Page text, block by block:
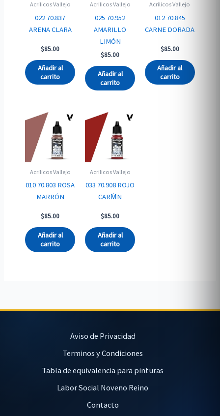
Acrilicos Vallejo
022 70.837
ARENA CLARA
$85.00
Añadir al
carrito
Acrilicos Vallejo
025 70.952
AMARILLO
LIMÓN
$85.00
Añadir al
carrito
Acrilicos Vallejo
012 70.845
CARNE DORADA
$85.00
Añadir al
carrito
Acrilicos Vallejo
010 70.803 ROSA
MARRÓN
$85.00
Añadir al
carrito
Acrilicos Vallejo
033 70.908 ROJO
CARM̍N
$85.00
Añadir al
carrito
Aviso de Privacidad
Terminos y Condiciones
Tabla de equivalencia para pinturas
Labor Social Noveno Reino
Contacto